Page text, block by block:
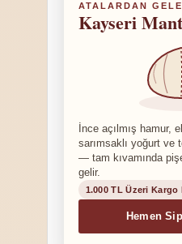
ATALARDAN
Kayseri
İnce açılmış hamur,
sarımsaklı yoğurt ve
— tam kıvamında
gelir.
1.000 TL Üzeri Kargo
Hemen